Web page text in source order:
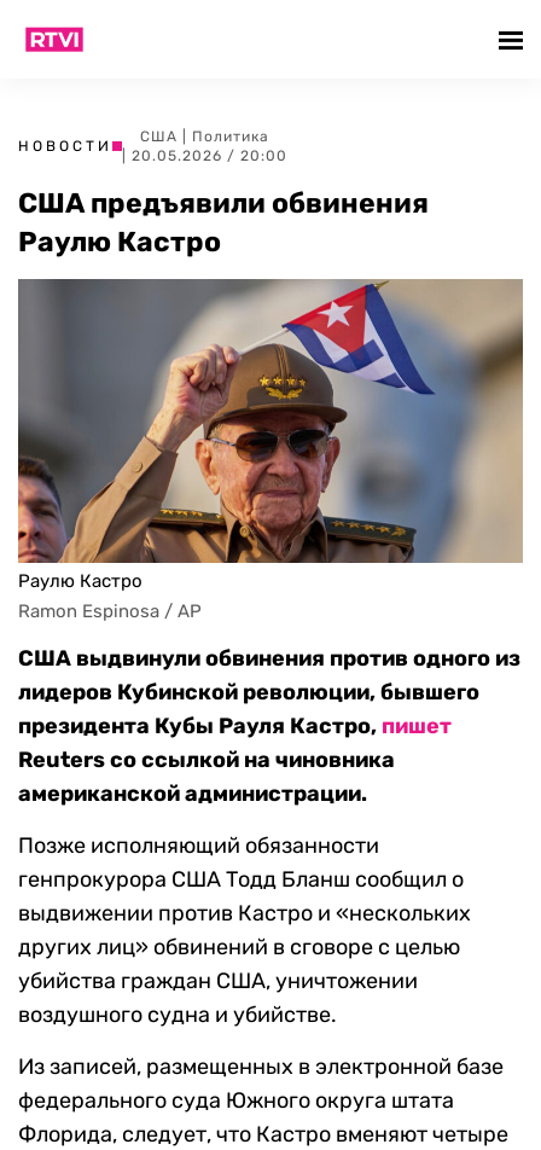
НОВОСТИ
США
Политика
| 20.05.2026 / 20:00
США предъявили обвинения
Раулю Кастро
Раулю Кастро
Ramon Espinosa / AP
США выдвинули обвинения против одного из
лидеров Кубинской революции, бывшего
президента Кубы Рауля Кастро, пишет
Reuters со ссылкой на чиновника
американской администрации.
Позже исполняющий обязанности
генпрокурора США Тодд Бланш сообщил о
выдвижении против Кастро и «нескольких
других лиц» обвинений в сговоре с целью
убийства граждан США, уничтожении
воздушного судна и убийстве.
Из записей, размещенных в электронной базе
федерального суда Южного округа штата
Флорида, следует, что Кастро вменяют четыре